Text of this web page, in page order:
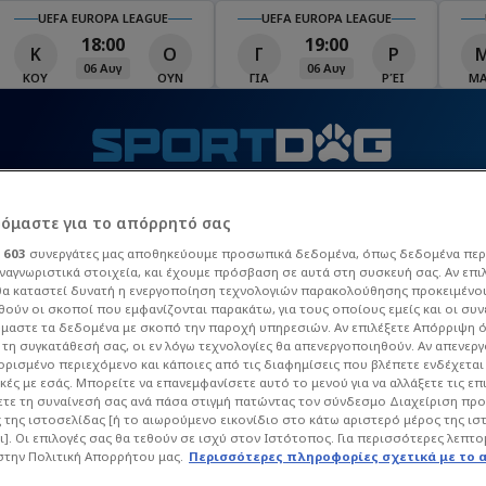
UEFA EUROPA LEAGUE
Κ
ΚΟΥ
18:00
06 Αυγ
Ο
ΟΥΝ
UEFA EUROPA LEAGUE
Γ
ΓΙΑ
19:00
06 Αυγ
Ρ
ΡΈΙ
MATCHZONE
La Liga Champions League Europa
για το απόρρητό σας
603 συνεργάτες μας αποθηκεύουμε προσωπικά δεδομένα, όπως δεδομένα
στοιχεία, και έχουμε πρόσβαση σε αυτά στη συσκευή σας. Αν
καταστεί δυνατή η ενεργοποίηση τεχνολογιών παρακολούθησης
οι σκοποί που εμφανίζονται παρακάτω, για τους οποίους εμείς και οι
τα δεδομένα με σκοπό την παροχή υπηρεσιών. Αν επιλέξετε Απόρριψη
συγκατάθεσή σας, οι εν λόγω τεχνολογίες θα απενεργοποιηθούν. Αν
περιεχόμενο και κάποιες από τις διαφημίσεις που βλέπετε ενδέχεται
με εσάς. Μπορείτε να επανεμφανίσετε αυτό το μενού για να αλλάξετε τις
τη συναίνεσή σας ανά πάσα στιγμή πατώντας τον σύνδεσμο Διαχείριση
ιστοσελίδας [ή το αιωρούμενο εικονίδιο στο κάτω αριστερό μέρος της
Οι επιλογές σας θα τεθούν σε ισχύ στον Ιστότοπος. Για περισσότερες
Πολιτική Απορρήτου μας. Περισσότερες πληροφορίες σχετικά με το